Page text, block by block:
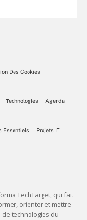
Des Cookies
Technologies
Agenda
Essentiels Projets IT